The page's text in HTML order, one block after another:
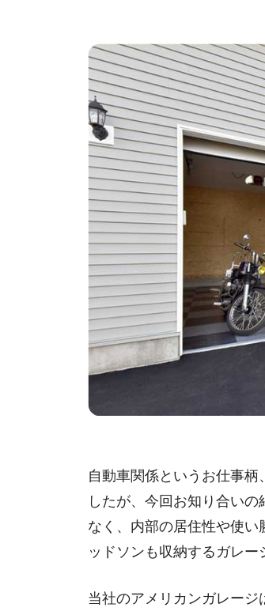
自動車関係というお仕事
したが、今回お知り合い
なく、内部の居住性や使
ッドソンも収納するガレー
当社のアメリカンガレー